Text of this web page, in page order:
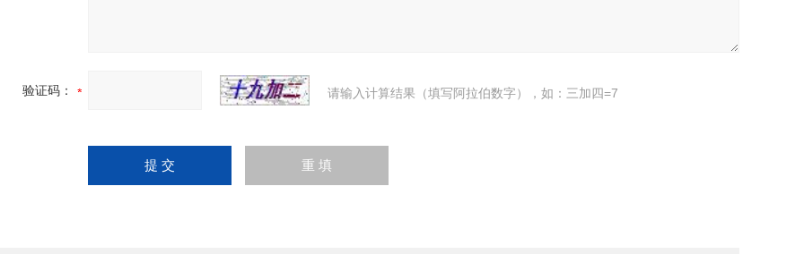
验证码： 请输入计算结果（填写阿拉伯数字），如：三加四=7